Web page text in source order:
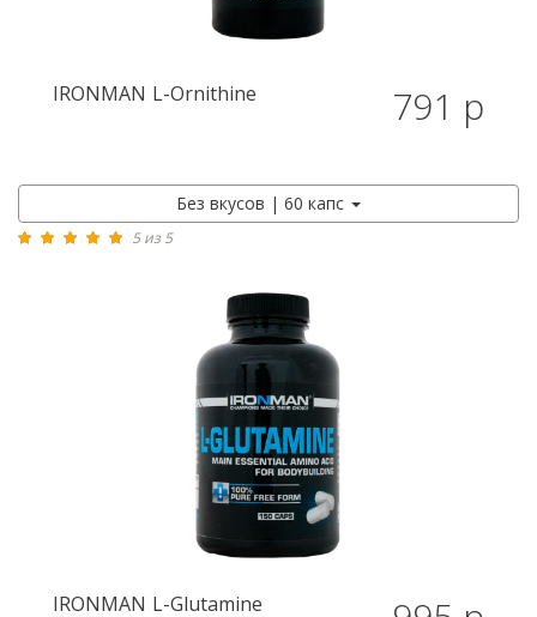
IRONMAN L-Ornithine 791 р
Без вкусов | 60 капс
5 из 5
IRONMAN L-Glutamine